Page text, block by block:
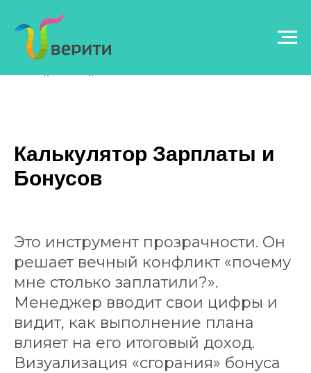
Калькулятор Зарплаты и
Бонусов
Это инструмент прозрачности. Он
решает вечный конфликт «почему
мне столько заплатили?».
Менеджер вводит свои цифры и
видит, как выполнение плана
влияет на его итоговый доход.
Визуализация «сгорания» бонуса